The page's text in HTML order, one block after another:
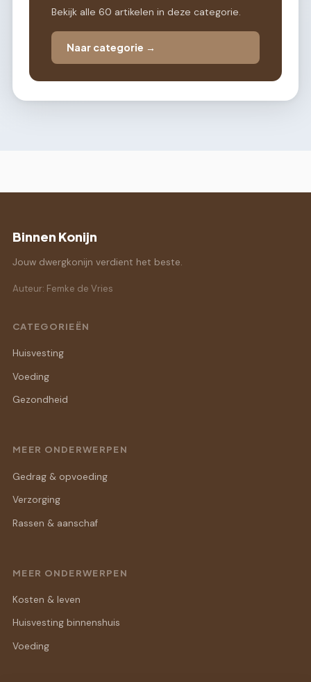
Bekijk alle 60 artikelen in deze categorie.
Naar categorie →
Binnen Konijn
Jouw dwergkonijn verdient het beste.
Auteur: Femke de Vries
CATEGORIEËN
Huisvesting
Voeding
Gezondheid
MEER ONDERWERPEN
Gedrag & opvoeding
Verzorging
Rassen & aanschaf
MEER ONDERWERPEN
Kosten & leven
Huisvesting binnenshuis
Voeding